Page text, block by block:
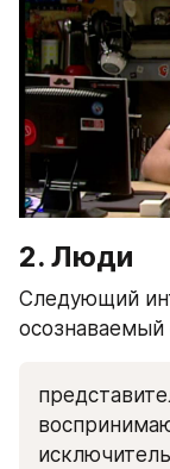
2. Люди
Следующий